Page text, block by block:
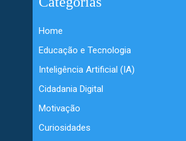
Home
Educação e Tecnologia
Inteligência Artificial (IA)
Cidadania Digital
Motivação
Curiosidades